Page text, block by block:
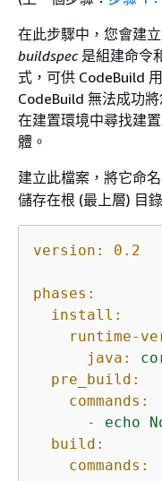
在此步驟中，您會建
buildspec是組建命令
式，可供 CodeBuild
CodeBuild 無法成功
在建置環境中尋找建
體。
建立此檔案，將它命
儲存在根 (最上層) 目
version: 0.2
phases:
install:
runtime-
java:
pre_build:
commands:
-
echo
build:
commands: